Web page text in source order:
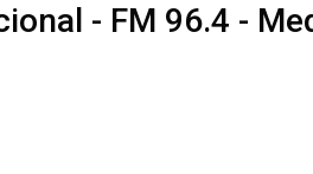
- FM 96.4 -